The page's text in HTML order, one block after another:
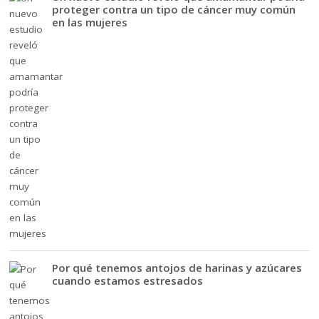
proteger contra un tipo de cáncer muy común
en las mujeres
Por qué tenemos antojos de harinas y azúcares
cuando estamos estresados